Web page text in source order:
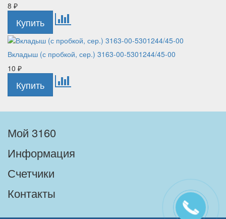
8 ₽
Вкладыш (с пробкой, сер.) 3163-00-5301244/45-00
10 ₽
Мой 3160
Информация
Счетчики
Контакты